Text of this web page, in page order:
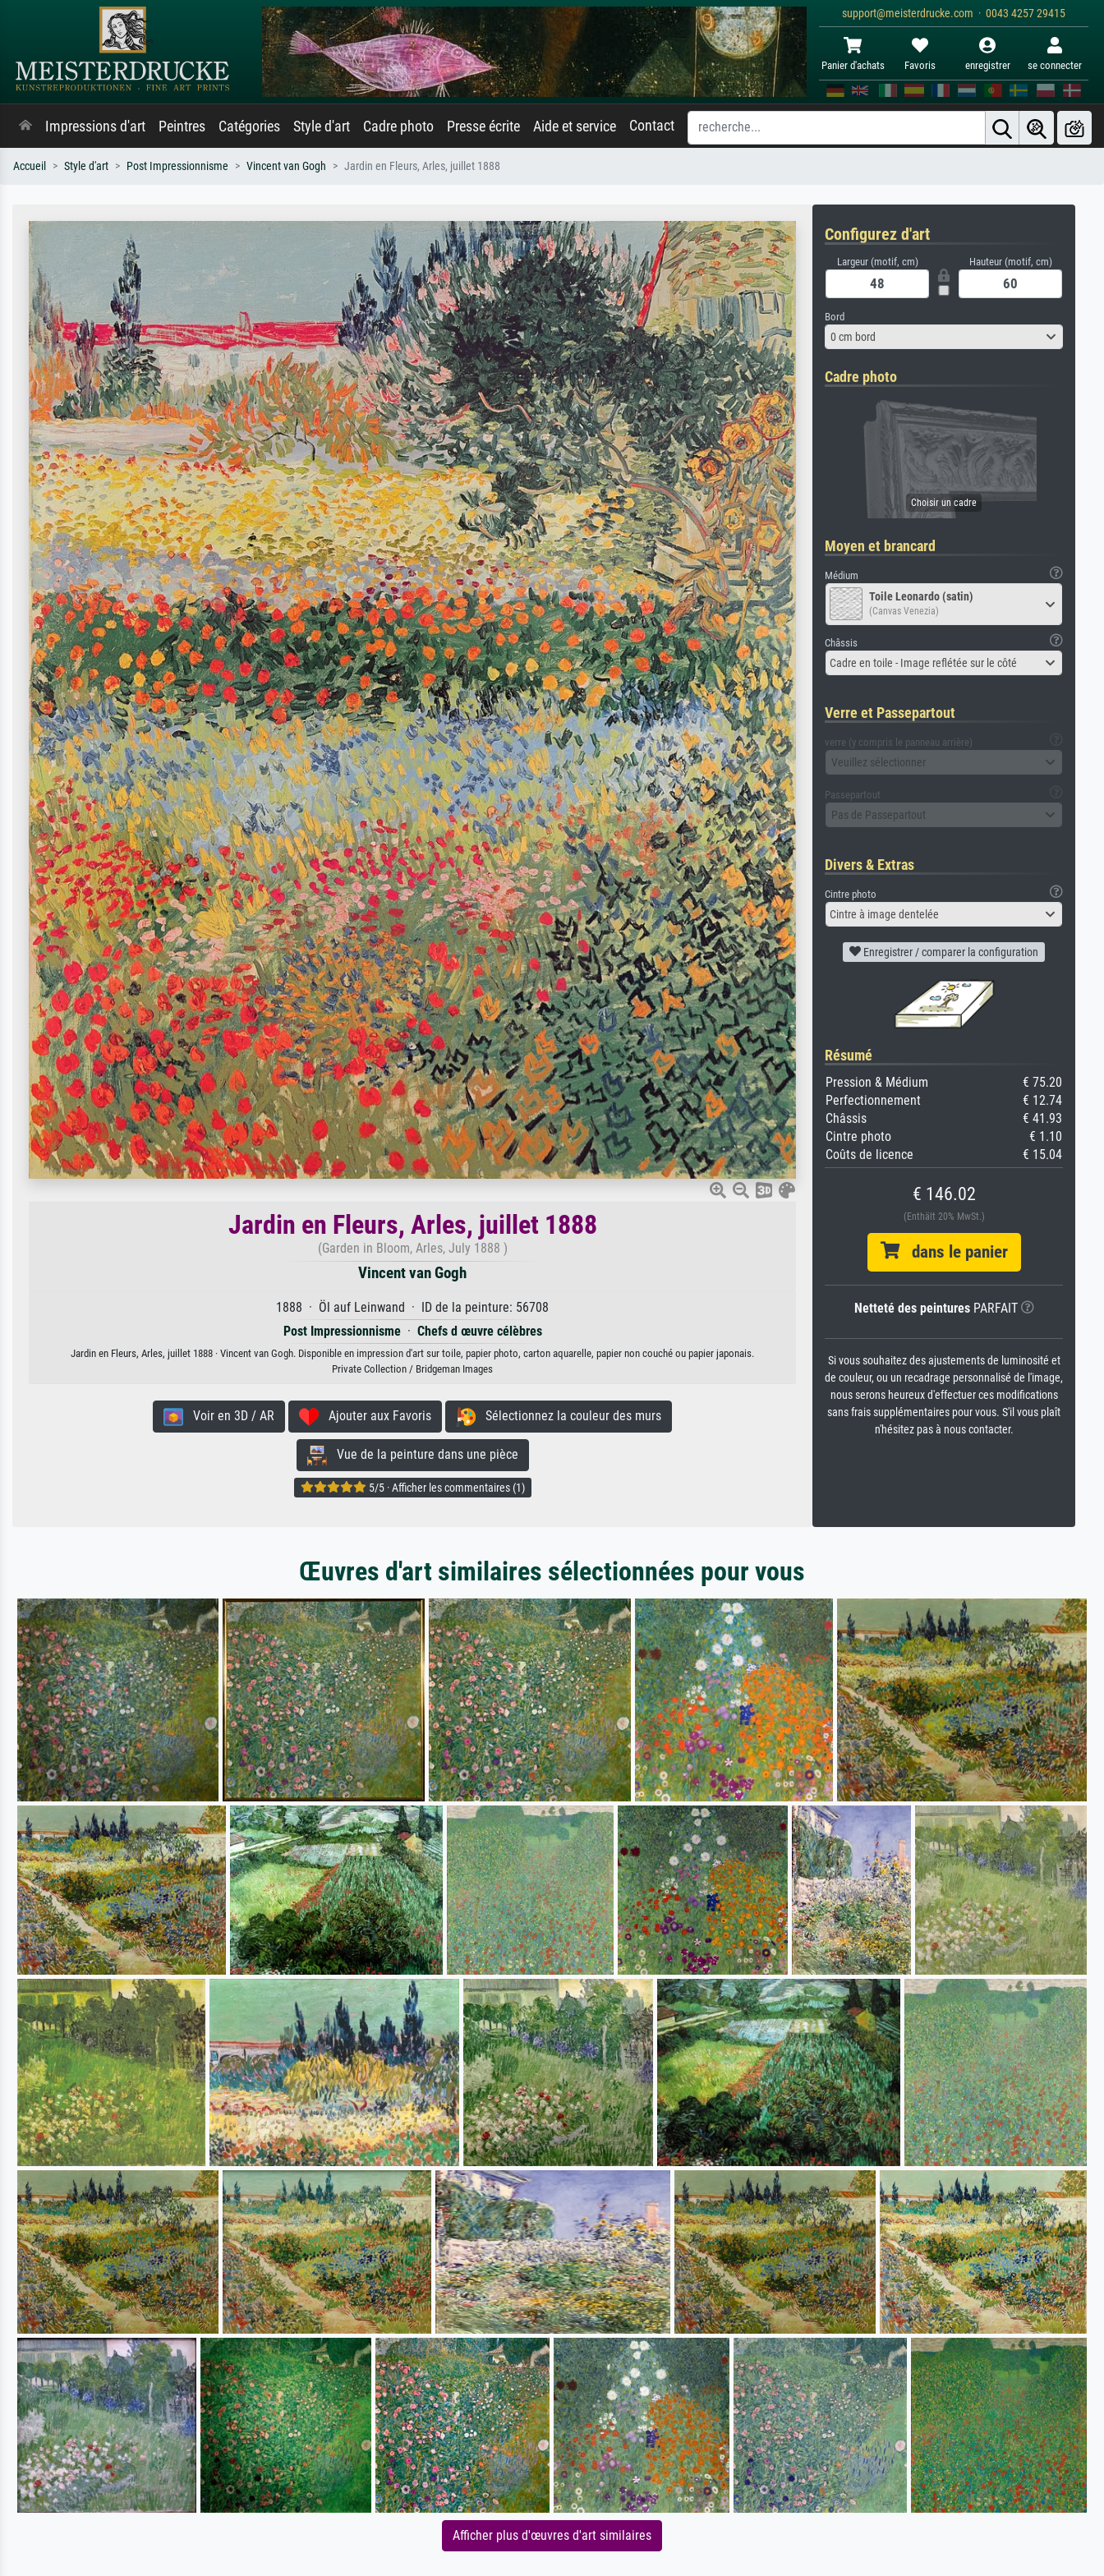
support@meisterdrucke.com · 0043 4257 29415
Panier d'achats Favoris enregistrer se connecter
Impressions d'art Peintres Catégories Style d'art Cadre photo Presse écrite Aide et service Contact
Accueil Style d'art Post Impressionnisme Vincent van Gogh Jardin en Fleurs, Arles, juillet 1888
Jardin en Fleurs, Arles, juillet 1888
(Garden in Bloom, Arles, July 1888 )
Vincent van Gogh
1888 · Öl auf Leinwand · ID de la peinture: 56708
Post Impressionnisme· Chefs d œuvre célèbres
Jardin en Fleurs, Arles, juillet 1888 · Vincent van Gogh. Disponible en impression d'art sur toile, papier photo, carton aquarelle, papier non couché ou papier japonais.
Private Collection / Bridgeman Images
Voir en 3D / AR Ajouter aux Favoris Sélectionnez la couleur des murs
Vue de la peinture dans une pièce
5/5 · Afficher les commentaires (1)
Configurez d'art
Largeur (motif, cm) Hauteur (motif, cm)
Bord
0 cm bord
Cadre photo
Moyen et brancard
Médium
Toile Leonardo (satin)
(Canvas Venezia)
Châssis
Cadre en toile - Image reflétée sur le côté
Verre et Passepartout
verre (y compris le panneau arrière)
Veuillez sélectionner
Passepartout
Pas de Passepartout
Divers & Extras
Cintre photo
Cintre à image dentelée
Enregistrer / comparer la configuration
Résumé
Pression & Médium
€ 75.20
Perfectionnement
€ 12.74
Châssis
€ 41.93
Cintre photo
€ 1.10
Coûts de licence
€ 15.04
€ 146.02
(Enthält 20% MwSt.)
dans le panier
Netteté des peinturesPARFAIT
Si vous souhaitez des ajustements de luminosité et
de couleur, ou un recadrage personnalisé de l'image,
nous serons heureux d'effectuer ces modifications
sans frais supplémentaires pour vous. S'il vous plaît
n'hésitez pas à nous contacter.
Œuvres d'art similaires sélectionnées pour vous
Afficher plus d'œuvres d'art similaires